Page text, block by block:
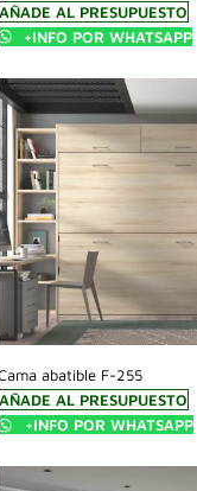
AÑADE AL PRESUPUESTO
+INFO POR WHATSAPP
abatible F-255
AÑADE AL PRESUPUESTO
+INFO POR WHATSAPP